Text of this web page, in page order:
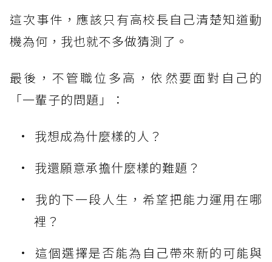
這次事件，應該只有高校長自己清楚知道動
機為何，我也就不多做猜測了。
最後，不管職位多高，依然要面對自己的
「一輩子的問題」：
我想成為什麼樣的人？
我還願意承擔什麼樣的難題？
我的下一段人生，希望把能力運用在哪
裡？
這個選擇是否能為自己帶來新的可能與